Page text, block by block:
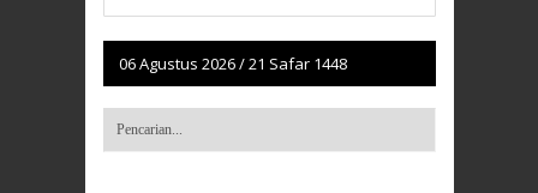
06 Agustus 2026/21 Safar 1448